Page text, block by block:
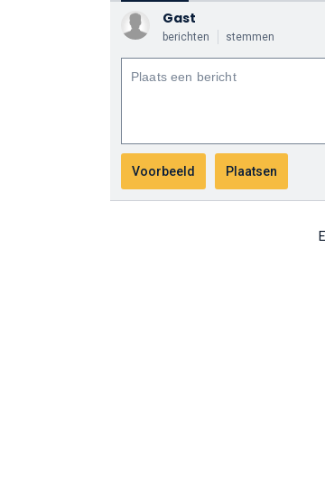
Gast
berichten stemmen